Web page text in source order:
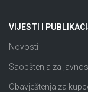
VIJESTI I
Novosti
Saopštenja za
Obavještenja za